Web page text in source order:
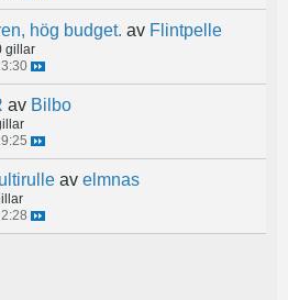
hög budget. av Flintpelle
gillar
av Bilbo
av elmnas